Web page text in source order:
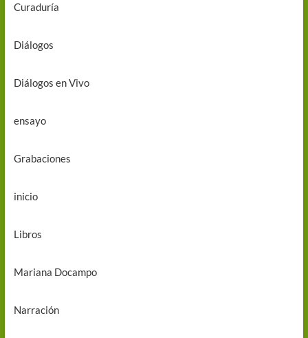
Curaduría
Diálogos
Diálogos en Vivo
ensayo
Grabaciones
inicio
Libros
Mariana Docampo
Narración